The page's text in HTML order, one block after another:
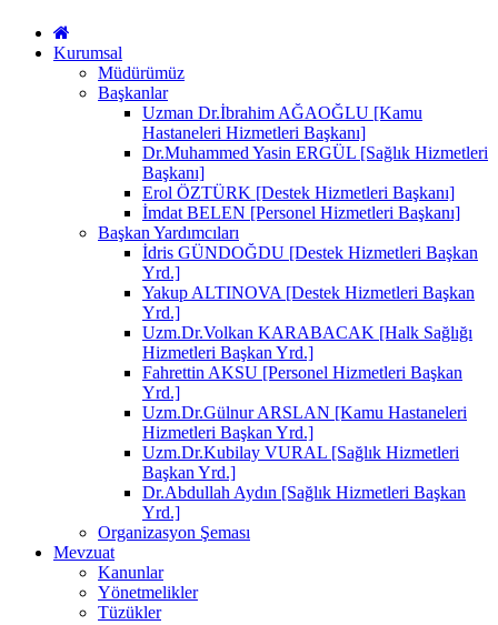
Kurumsal
Müdürümüz
Başkanlar
Uzman Dr.İbrahim AĞAOĞLU [Kamu
Hastaneleri Hizmetleri Başkanı]
Dr.Muhammed Yasin ERGÜL [Sağlık Hizmetleri
Başkanı]
Erol ÖZTÜRK [Destek Hizmetleri Başkanı]
İmdat BELEN [Personel Hizmetleri Başkanı]
Başkan Yardımcıları
İdris GÜNDOĞDU [Destek Hizmetleri Başkan
Yrd.]
Yakup ALTINOVA [Destek Hizmetleri Başkan
Yrd.]
Uzm.Dr.Volkan KARABACAK [Halk Sağlığı
Hizmetleri Başkan Yrd.]
Fahrettin AKSU [Personel Hizmetleri Başkan
Yrd.]
Uzm.Dr.Gülnur ARSLAN [Kamu Hastaneleri
Hizmetleri Başkan Yrd.]
Uzm.Dr.Kubilay VURAL [Sağlık Hizmetleri
Başkan Yrd.]
Dr.Abdullah Aydın [Sağlık Hizmetleri Başkan
Yrd.]
Organizasyon Şeması
Mevzuat
Kanunlar
Yönetmelikler
Tüzükler